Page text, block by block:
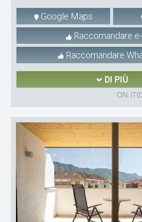
Google Maps
Raccomandare e-
Raccomandare
DI PIÙ
CIN: